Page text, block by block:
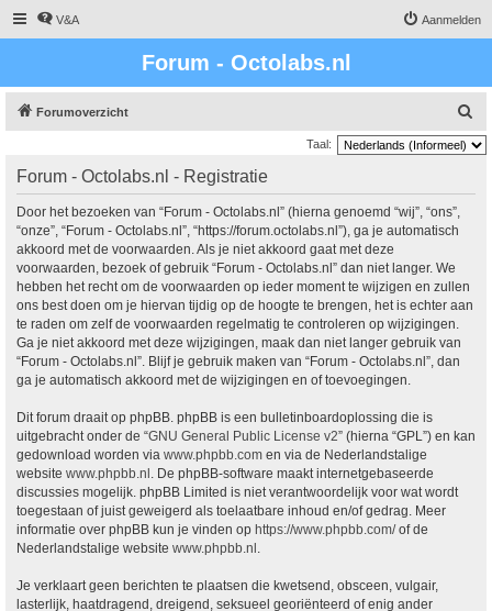
V&A Aanmelden
Forum - Octolabs.nl
Forumoverzicht
o
Taal:
Forum - Octolabs.nl - Registratie
Door het bezoeken van “Forum - Octolabs.nl” (hierna genoemd “wij”, “ons”,
“onze”, “Forum - Octolabs.nl”, “https://forum.octolabs.nl”), ga je automatisch
akkoord met de voorwaarden. Als je niet akkoord gaat met deze
voorwaarden, bezoek of gebruik “Forum - Octolabs.nl” dan niet langer. We
hebben het recht om de voorwaarden op ieder moment te wijzigen en zullen
ons best doen om je hiervan tijdig op de hoogte te brengen, het is echter aan
te raden om zelf de voorwaarden regelmatig te controleren op wijzigingen.
Ga je niet akkoord met deze wijzigingen, maak dan niet langer gebruik van
“Forum - Octolabs.nl”. Blijf je gebruik maken van “Forum - Octolabs.nl”, dan
ga je automatisch akkoord met de wijzigingen en of toevoegingen.
Dit forum draait op phpBB. phpBB is een bulletinboardoplossing die is
uitgebracht onder de “GNU General Public License v2” (hierna “GPL”) en kan
gedownload worden via www.phpbb.com en via de Nederlandstalige
website www.phpbb.nl . De phpBB-software maakt internetgebaseerde
discussies mogelijk. phpBB Limited is niet verantwoordelijk voor wat wordt
toegestaan of juist geweigerd als toelaatbare inhoud en/of gedrag. Meer
informatie over phpBB kun je vinden op https://www.phpbb.com/of de
Nederlandstalige website www.phpbb.nl .
Je verklaart geen berichten te plaatsen die kwetsend, obsceen, vulgair,
lasterlijk, haatdragend, dreigend, seksueel georiënteerd of enig ander